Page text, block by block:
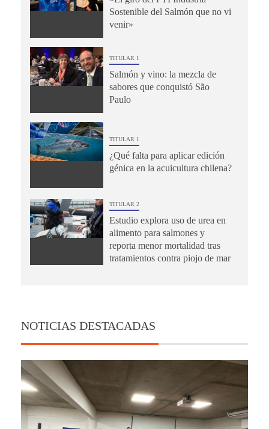
Sostenible del Salmón que no vi
venir»
TITULAR 1
Salmón y vino: la mezcla de
sabores que conquistó São
Paulo
TITULAR 1
¿Qué falta para aplicar edición
génica en la acuicultura chilena?
TITULAR 2
Estudio explora uso de urea en
alimento para salmones y
reporta menor mortalidad tras
tratamientos contra piojo de mar
NOTICIAS DESTACADAS